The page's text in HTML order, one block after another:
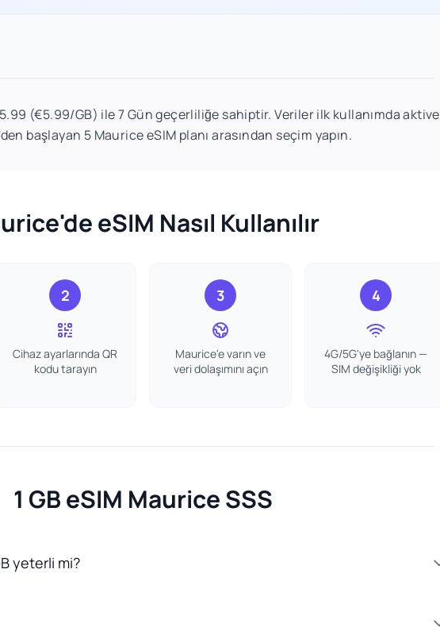
(€5.99/GB) ile 7 Gün geçerliliğe sahiptir. Veriler ilk kullanımda aktive
başlayan 5 Maurice eSIM planı arasından seçim yapın.
eSIM Nasıl Kullanılır
2
Cihaz ayarlarında QR
kodu tarayın
3
Maurice'e varın ve
veri dolaşımını açın
4
4G/5G'ye bağlanın —
SIM değişikliği yok
1 GB eSIM Maurice SSS
yeterli mi?